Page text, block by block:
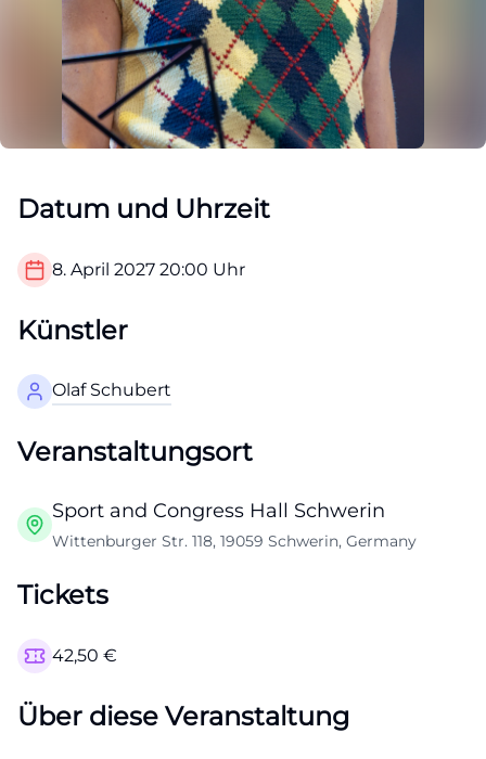
Datum und Uhrzeit
8. April 2027 20:00 Uhr
Künstler
Olaf Schubert
Veranstaltungsort
Sport and Congress Hall Schwerin
Wittenburger Str. 118, 19059 Schwerin, Germany
Tickets
42,50 €
Über diese Veranstaltung